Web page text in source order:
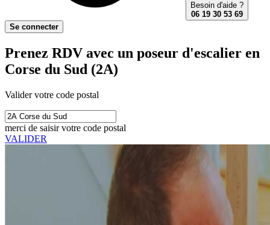
Besoin d'aide ?
06 19 30 53 69
Se connecter
Prenez RDV avec un poseur d'escalier en
Corse du Sud (2A)
Valider votre code postal
merci de saisir votre code postal
VALIDER